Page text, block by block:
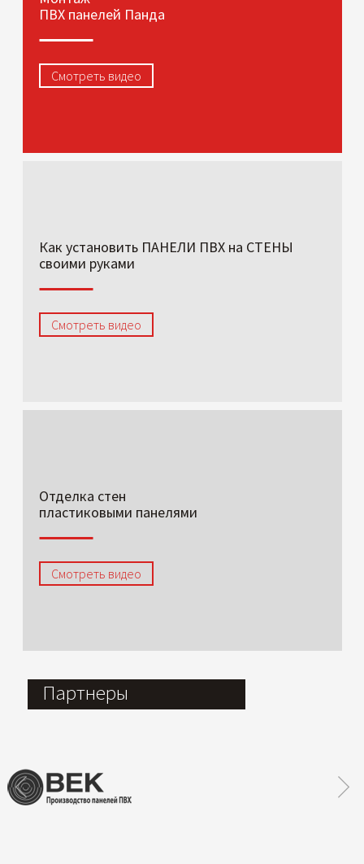
ПВХ панелей Панда
Смотреть видео
Как установить ПАНЕЛИ ПВХ на СТЕНЫ
своими руками
Смотреть видео
Отделка стен
пластиковыми панелями
Смотреть видео
Партнеры